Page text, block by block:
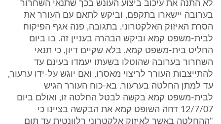
לא התנה את עיכוב ביצוע העונש בכך שתנאי השחרור
בערובה יישארו בתקפם, וביקש לתאם עם העורר את
הסרת האיזוק האלקטרוני. בתגובה, פנה אגף הפיקוח
לבית-משפט קמא וביקש הבהרה בעניין זה. בו ביום
החליט בית-משפט קמא, בלא שקיים דיון, כי תנאי
השחרור בערובה שהוטלו בשעתו יעמדו בעינם עד
להתייצבות העורר לריצוי מאסרו, ואם יוגש על-ידו ערעור,
עד למתן החלטה בערעור. בא-כוח העורר הגיש
לבית-משפט קמא בקשה לבטל החלטה זו, ואולם ביום
12/7/07 דחה השופט קמא את הבקשה בציינו כי
"ההחלטה באשר לאיזוק אלקטרוני רלוונטית עד תום